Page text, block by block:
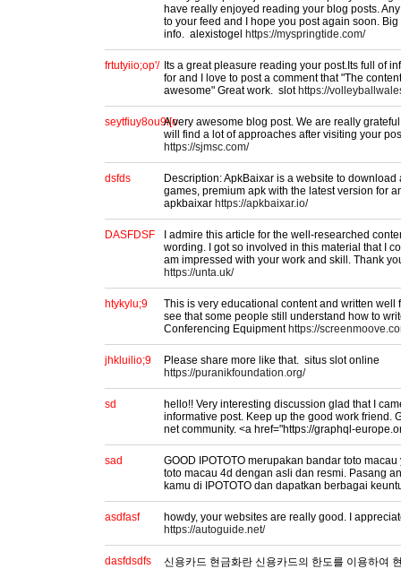
have really enjoyed reading your blog posts.
to your feed and I hope you post again soon.
info. alexistogel
https://myspringtide.com/
frtutyiio;op'/ Its a great pleasure reading your post.Its full of
for and I love to post a comment that "The
awesome" Great work. slot https://
seytfiuy8ou9i[oA very awesome blog post. We are really
will find a lot of approaches after visiting your
https://sjmsc.com/
dsfds
Description: ApkBaixar is a website to download
games, premium apk with the latest version for
apkbaixar https://apkbaixar.io/
DASFDSF
I admire this article for the well-researched
wording. I got so involved in this material that I
am impressed with your work and skill. Thank
https://unta.uk/
htykylu;9
This is very educational content and written well
see that some people still understand how to
Conferencing Equipment https://
jhkluilio;9
Please share more like that. situs slot online
https://puranikfoundation.org/
sd
hello!! Very interesting discussion glad that I
informative post. Keep up the good work friend.
net community. <a href="https://graphql-
sad
GOOD IPOTOTO merupakan bandar toto
toto macau 4d dengan asli dan resmi. Pasang
kamu di IPOTOTO dan dapatkan berbagai
asdfasf
howdy, your websites are really good. I
https://autoguide.net/
dasfdsdfs 신용카드 현금화란 신용카드의 한도를 이용하여